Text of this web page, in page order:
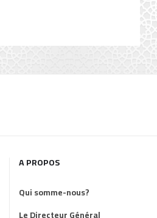
A PROPOS
Qui somme-nous?